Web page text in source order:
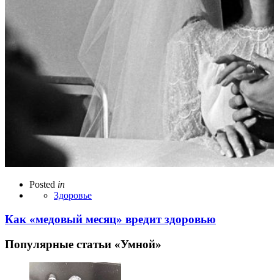
Posted in
Здоровье
Как «медовый месяц» вредит здоровью
Популярные статьи «Умной»